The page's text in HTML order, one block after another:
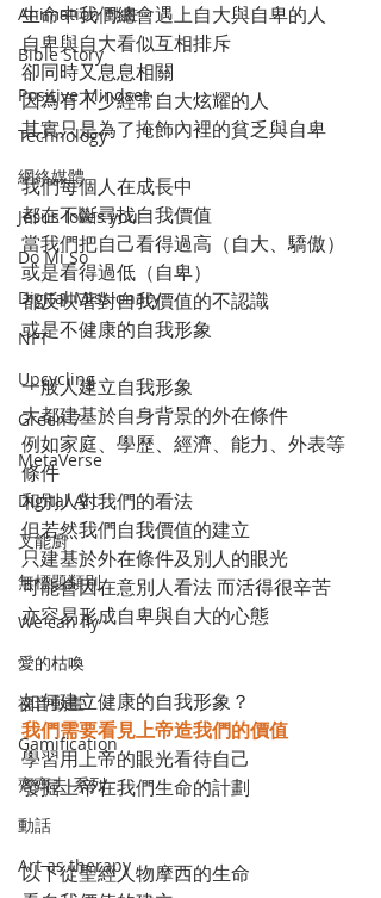
Animation 動畫
Bible Story
Positive Mindset
Technology
網絡媒體
Jesus loves you
Do Mi So
Digital Missionary
NFT
Upcycling
Green 7
MetaVerse
Digital Art
叉能廚
無標題類別
We can fly
愛的枯喚
福音動畫
Gamification
齊齊去 系列
動話
Art as therapy
生命中我們總會遇上自大與自卑的人
自卑與自大看似互相排斥
卻同時又息息相關
因為有不少經常自大炫耀的人
其實只是為了掩飾內裡的貧乏與自卑
我們每個人在成長中
都在不斷尋找自我價值
當我們把自己看得過高（自大、驕傲）
或是看得過低（自卑）
都反映著對自我價值的不認識
或是不健康的自我形象
一般人建立自我形象
大都建基於自身背景的外在條件
例如家庭、學歷、經濟、能力、外表等
條件
和別人對我們的看法
但若然我們自我價值的建立
只建基於外在條件及別人的眼光
可能會因在意別人看法 而活得很辛苦
亦容易形成自卑與自大的心態
如何建立健康的自我形象？
我們需要看見上帝造我們的價值
學習用上帝的眼光看待自己
發掘上帝在我們生命的計劃
以下從聖經人物摩西的生命